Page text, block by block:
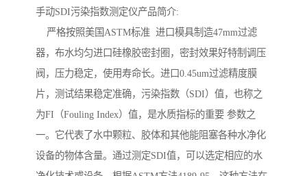
手动SDI污染指数测定仪产品简介:
严格按照美国ASTM标准 进口模具制造47mm过滤
器，布水均匀进口硅橡胶密封圈，密封效果好特制调压
阀，压力稳定，使用寿命长。进口0.45um过滤精度膜
片，测试结果稳定准确，污染指数（SDI）值，也称之
为FI（Fouling Index）值，是水质指标的重要 参数之
一。它代表了水中颗粒、胶体和其他能阻塞各种水净化
设备的物体含量。通过测定SDI值，可以选定相应的水